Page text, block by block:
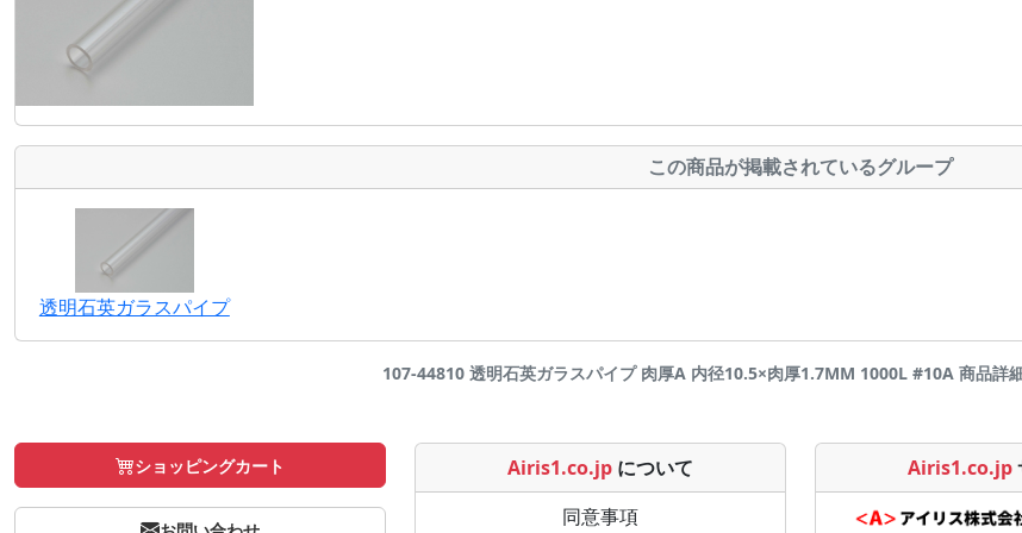
この商品が掲載されているグループ
透明石英ガラスパイプ
107-44810 透明石英ガラスパイプ 肉厚A 内径10.5×肉厚1.7MM 1000L #10A 商品
ショッピングカート Airis1.co.jp について
同意事項
Airis1.co.jp